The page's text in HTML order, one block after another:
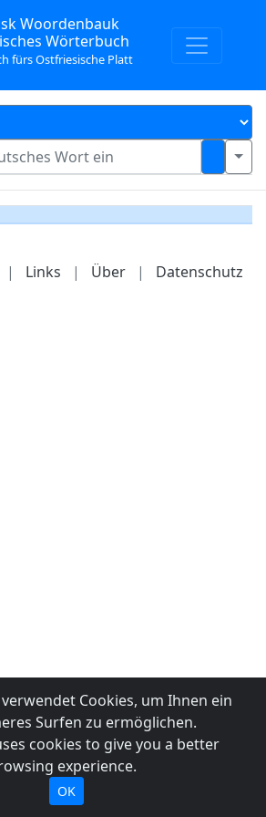
Woordenbauk
Wörterbuch
fürs Ostfriesische Platt
| Links | Über | Datenschutz
Cookies, um Ihnen ein
Surfen zu ermöglichen.
cookies to give you a better
experience.
OK